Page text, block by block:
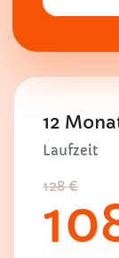
12
Laufzeit
128 €